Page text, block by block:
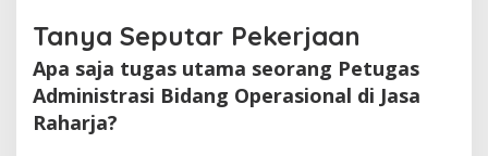
Tanya Seputar Pekerjaan
Apa saja tugas utama seorang Petugas
Administrasi Bidang Operasional di Jasa
Raharja?